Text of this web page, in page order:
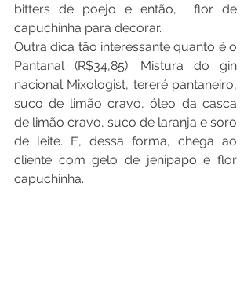
bitters de poejo e então,  flor de
capuchinha para decorar.
Outra dica tão interessante quanto é o
Pantanal (R$34,85). Mistura do gin
nacional Mixologist, tereré pantaneiro,
suco de limão cravo, óleo da casca
de limão cravo, suco de laranja e soro
de leite. E, dessa forma, chega ao
cliente com gelo de jenipapo e flor
capuchinha.